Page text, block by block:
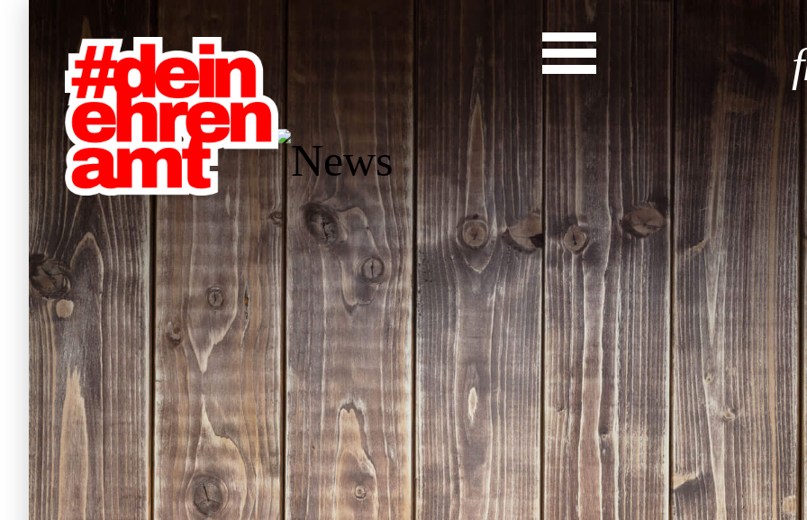
Start
Entdecke dein
News
Veranstaltungen
Rückblicke
Newsletter
Die LandesEhrenamtsagentur
Publikationen
Ansprechpartner
Ehrenamt hat viele
Finde dein
Ehrenamtssuchmaschine
Freiwilliges Soziales
Koordinierungszentren für
Engagierte Stadt
Freiwilligendienste
Freiwilligentage
Hessen hilft Ukraine
News